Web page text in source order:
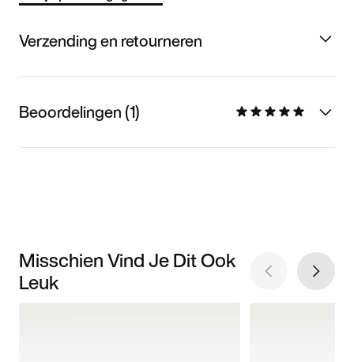
Verzending en retourneren
Beoordelingen (1)
Misschien Vind Je Dit Ook
Leuk